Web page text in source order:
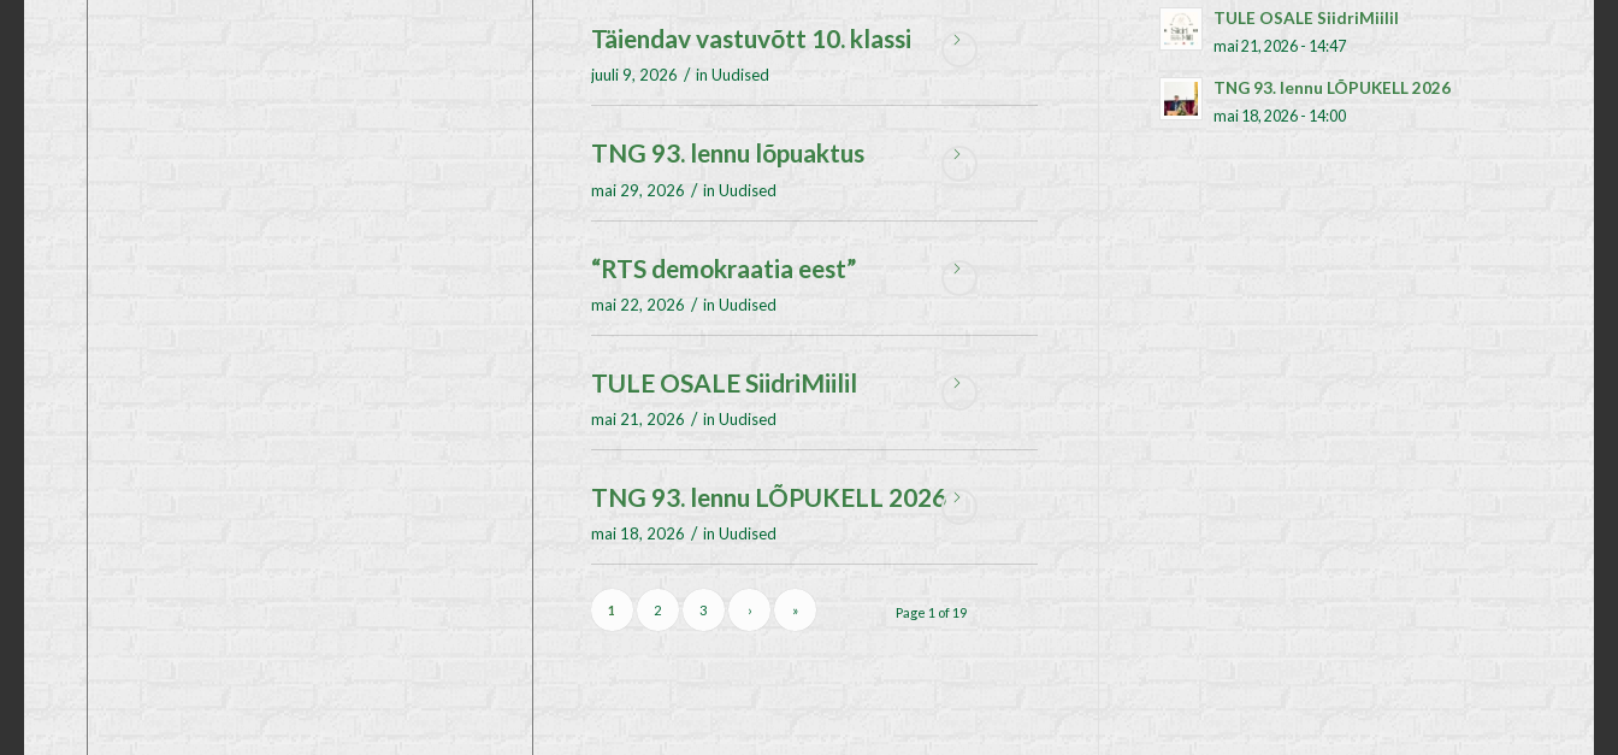
Täiendav vastuvõtt 10. klassi
juuli 9, 2026 / in Uudised
TNG 93. lennu lõpuaktus
mai 29, 2026 / in Uudised
“RTS demokraatia eest”
mai 22, 2026 / in Uudised
TULE OSALE SiidriMiilil
mai 21, 2026 / in Uudised
TNG 93. lennu LÕPUKELL 2026
mai 18, 2026 / in Uudised
Page 1 of 19
1 2 3 › »
TULE OSALE SiidriMiilil
mai 21, 2026 - 14:47
TNG 93. lennu LÕPUKELL 2026
mai 18, 2026 - 14:00